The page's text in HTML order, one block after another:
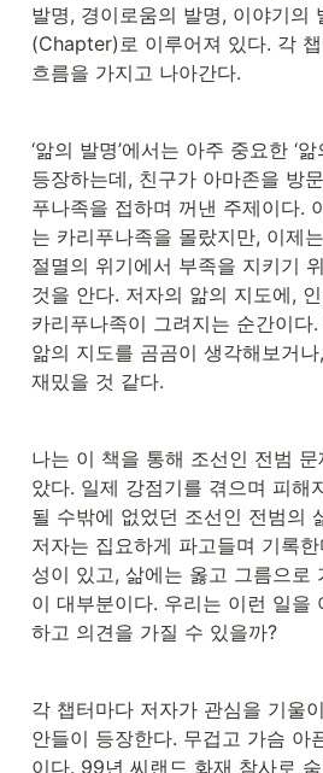
발명, 경이로움의 발명, 이야기의
(Chapter)로 이루어져 있다. 각
흐름을 가지고 나아간다.
‘앎의 발명’에서는 아주 중요한 ‘
등장하는데, 친구가 아마존을 방
푸나족을 접하며 꺼낸 주제이다.
는 카리푸나족을 몰랐지만, 이제
절멸의 위기에서 부족을 지키기
것을 안다. 저자의 앎의 지도에,
카리푸나족이 그려지는 순간이다
앎의 지도를 곰곰이 생각해보거
재밌을 것 같다.
나는 이 책을 통해 조선인 전범
았다. 일제 강점기를 겪으며 피해
될 수밖에 없었던 조선인 전범의
저자는 집요하게 파고들며 기록
성이 있고, 삶에는 옳고 그름으로
이 대부분이다. 우리는 이런 일을
하고 의견을 가질 수 있을까?
각 챕터마다 저자가 관심을 기울
안들이 등장한다. 무겁고 가슴 아
이다. 99년 씨랜드 화재 참사로